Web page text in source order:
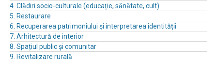
4. Clădiri socio-culturale (educație, sănătate, cult)
5. Restaurare
6. Recuperarea patrimoniului și interpretarea identității
7. Arhitectură de interior
8. Spațiul public și comunitar
9. Revitalizare rurală